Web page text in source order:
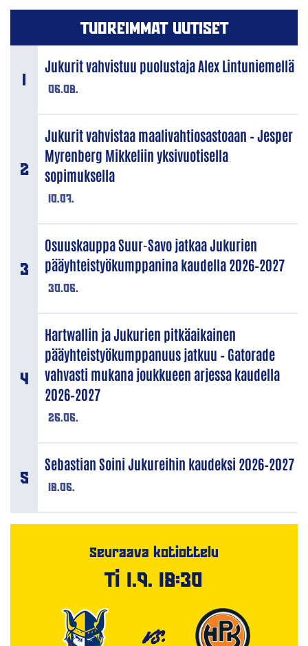
TUOREIMMAT UUTISET
06.08.
Jukurit vahvistuu puolustaja Alex Lintuniemellä
10.07.
Jukurit vahvistaa maalivahtiosastoaan – Jesper
Myrenberg Mikkeliin yksivuotisella
sopimuksella
30.06.
Osuuskauppa Suur-Savo jatkaa Jukurien
pääyhteistyökumppanina kaudella 2026–2027
26.06.
Hartwallin ja Jukurien pitkäaikainen
pääyhteistyökumppanuus jatkuu – Gatorade
vahvasti mukana joukkueen arjessa kaudella
2026–2027
18.06.
Sebastian Soini Jukureihin kaudeksi 2026–2027
Seuraava kotiottelu
Ti 1.9. 18:30
VS.